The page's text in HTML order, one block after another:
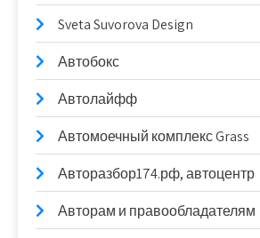
Sveta Suvorova Design
Автобокс
Автолайфф
Автомоечный комплекс Grass
Авторазбор174.рф, автоцентр
Авторам и правообладателям